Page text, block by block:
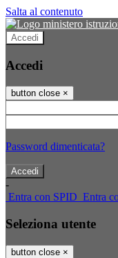
Salta al contenuto
Accedi
Accedi
button close ×
Password dimenticata?
-
Entra con SPID Entra
Seleziona utente
button close ×